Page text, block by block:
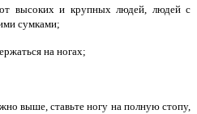
от высоких и крупных людей, людей с
сумками;
на ногах;
выше, ставьте ногу на полную стопу,